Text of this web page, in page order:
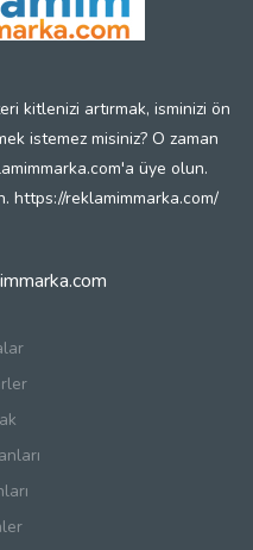
kitlenizi artırmak, isminizi ön
istemez misiniz? O zaman
üye olun.
https://reklamimmarka.com/